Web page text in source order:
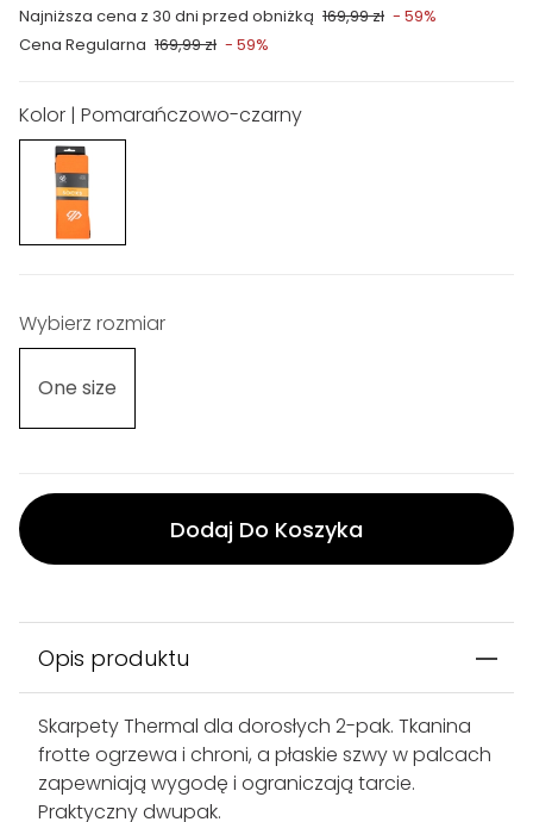
Cena Regularna 169,99 zł - 59%
Najniższa cena z 30 dni przed obniżką 169,99 zł - 59%
Kolor | Pomarańczowo-czarny
Wybierz rozmiar
One size
Dodaj Do Koszyka
Opis produktu
Skarpety Thermal dla dorosłych 2-pak. Tkanina
frotte ogrzewa i chroni, a płaskie szwy w palcach
zapewniają wygodę i ograniczają tarcie.
Praktyczny dwupak.